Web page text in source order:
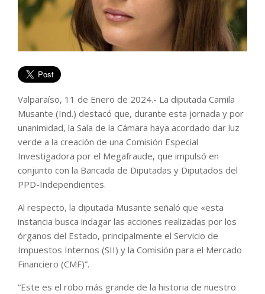
Valparaíso, 11 de Enero de 2024.- La diputada Camila
Musante (Ind.) destacó que, durante esta jornada y por
unanimidad, la Sala de la Cámara haya acordado dar luz
verde a la creación de una Comisión Especial
Investigadora por el Megafraude, que impulsó en
conjunto con la Bancada de Diputadas y Diputados del
PPD-Independientes.
Al respecto, la diputada Musante señaló que «esta
instancia busca indagar las acciones realizadas por los
órganos del Estado, principalmente el Servicio de
Impuestos Internos (SII) y la Comisión para el Mercado
Financiero (CMF)”.
“Este es el robo más grande de la historia de nuestro